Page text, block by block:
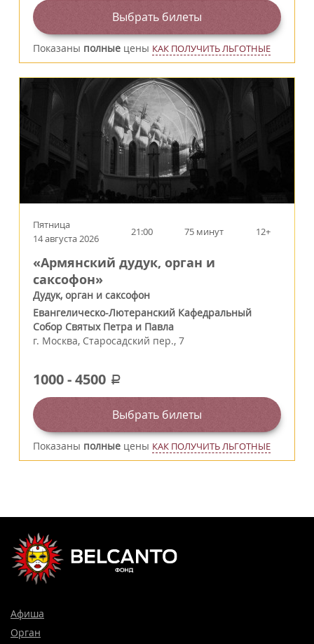
Выбрать билеты
Показаны полные цены КАК ПОЛУЧИТЬ ЛЬГОТНЫЕ
Пятница
14 августа 2026
21:00 75 минут 12+
«Армянский дудук, орган и
саксофон»
Дудук, орган и саксофон
Евангелическо-Лютеранский Кафедральный
Собор Святых Петра и Павла
г. Москва, Старосадский пер., 7
1000-4500 a
Выбрать билеты
Показаны полные цены КАК ПОЛУЧИТЬ ЛЬГОТНЫЕ
Афиша
Орган